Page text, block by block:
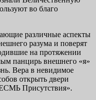
во благо
различные аспекты
разума и поверят
на протяжении
панцирь внешнего «я»
Вера в невидимое
открыть двери
Присутствия».